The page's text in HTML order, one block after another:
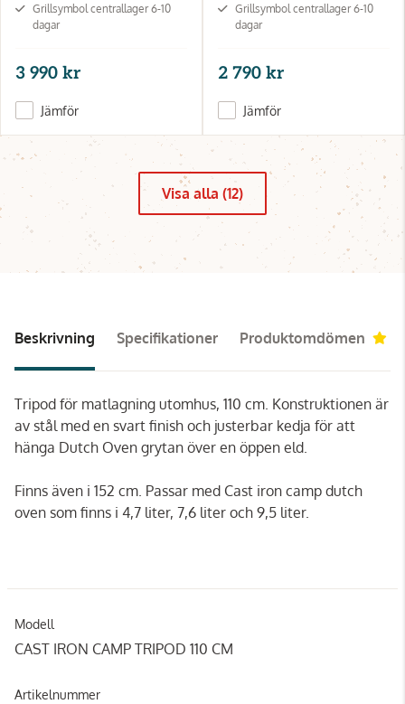
Grillsymbol centrallager 6-10
dagar
3 990 kr
Jämför
Grillsymbol centrallager 6-10
dagar
2 790 kr
Jämför
Visa alla (12)
Beskrivning Specifikationer Produktomdömen
Tripod för matlagning utomhus, 110 cm. Konstruktionen är
av stål med en svart finish och justerbar kedja för att
hänga Dutch Oven grytan över en öppen eld.
Finns även i 152 cm. Passar med Cast iron camp dutch
oven som finns i 4,7 liter, 7,6 liter och 9,5 liter.
Modell
CAST IRON CAMP TRIPOD 110 CM
Artikelnummer